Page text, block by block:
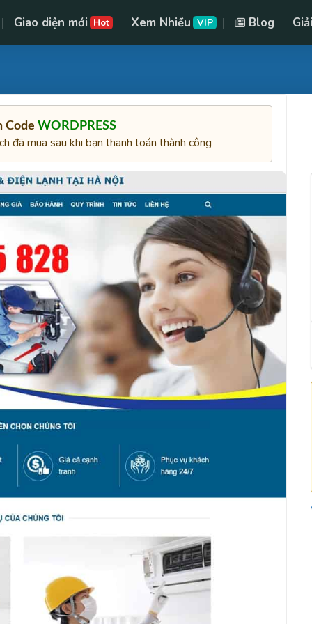
Giao diện mới Hot Xem Nhiều VIP Blog
CodeWORDPRESS
đã mua sau khi bạn thanh toán thành công